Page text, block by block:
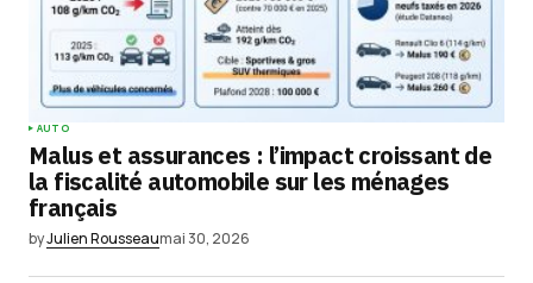
AUTO
Malus et assurances : l’impact croissant de
la fiscalité automobile sur les ménages
français
byJulien Rousseaumai 30, 2026